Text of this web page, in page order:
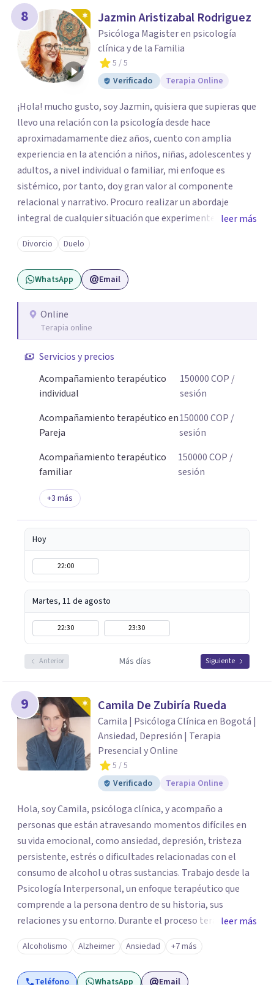
8 Jazmin Aristizabal Rodriguez
Psicóloga Magister en psicología
clínica y de la Familia
5 / 5
Verificado
Terapia Online
¡Hola! mucho gusto, soy Jazmin, quisiera que supieras que
llevo una relación con la psicología desde hace
aproximadamamente diez años, cuento con amplia
experiencia en la atención a niños, niñas, adolescentes y
adultos, a nivel individual o familiar, mi enfoque es
sistémico, por tanto, doy gran valor al componente
relacional y narrativo. Procuro realizar un abordaje
integral de cualquier situación que experimenten mis
consultantes y así lograr una comprensión que favorezca
procesos de aprendizaje significativo y potencializar así
la movilización de recursos en pro de la solución y el
bienestar.
leer más
Divorcio Duelo
WhatsApp Email
Online
Terapia online
Servicios y precios
Acompañamiento terapéutico
individual
150000COP /
sesión
Acompañamiento terapéutico en
Pareja
150000COP /
sesión
Acompañamiento terapéutico
familiar
150000COP /
sesión
+3 más
Hoy
22:00
Martes, 11 de agosto
22:30 23:30
Anterior Más días Siguiente
9 Camila De Zubiría Rueda
Camila | Psicóloga Clínica en Bogotá |
Ansiedad, Depresión | Terapia
Presencial y Online
5 / 5
Verificado
Terapia Online
Hola, soy Camila, psicóloga clínica, y acompaño a
personas que están atravesando momentos difíciles en
su vida emocional, como ansiedad, depresión, tristeza
persistente, estrés o dificultades relacionadas con el
consumo de alcohol u otras sustancias. Trabajo desde la
Psicología Interpersonal, un enfoque terapéutico que
comprende a la persona dentro de su historia, sus
relaciones y su entorno. Durante el proceso terapéutico
exploramos cómo tus experiencias pasadas, tus vínculos
y tu contexto actual influyen en tu bienestar emocional,
con el objetivo de generar cambios significativos y
leer más
Alcoholismo Alzheimer Ansiedad +7 más
Teléfono WhatsApp Email